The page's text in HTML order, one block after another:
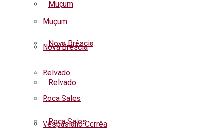
Muçum
Nova Bréscia
Relvado
Roca Sales
Muçum
Nova Bréscia
Relvado
Roca Sales
Vespasiano Corrêa